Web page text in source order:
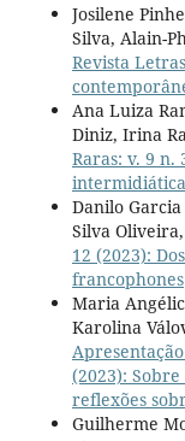
Josilene
Silva, Alain-
Revista
Ana Luiza
Diniz, Irina
Raras: v. 9
Danilo
Silva Oliveira,
12 (2023):
francophones
Maria
Karolina
(2023):
reflexões
Guilherme